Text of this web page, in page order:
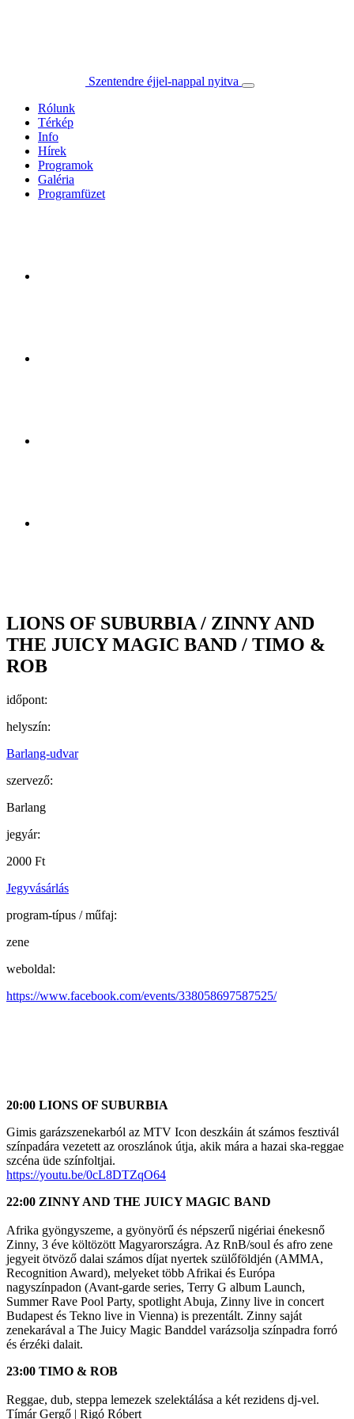
Szentendre éjjel-nappal nyitva
Rólunk
Térkép
Info
Hírek
Programok
Galéria
Programfüzet
LIONS OF SUBURBIA / ZINNY AND
THE JUICY MAGIC BAND / TIMO &
ROB
időpont:
helyszín:
Barlang-udvar
szervező:
Barlang
jegyár:
2000 Ft
Jegyvásárlás
program-típus / műfaj:
zene
weboldal:
https://www.facebook.com/events/338058697587525/
20:00 LIONS OF SUBURBIA
Gimis garázszenekarból az MTV Icon deszkáin át számos fesztivál
színpadára vezetett az oroszlánok útja, akik mára a hazai ska-reggae
szcéna üde színfoltjai.
https://youtu.be/0cL8DTZqO64
22:00 ZINNY AND THE JUICY MAGIC BAND
Afrika gyöngyszeme, a gyönyörű és népszerű nigériai énekesnő
Zinny, 3 éve költözött Magyarországra. Az RnB/soul és afro zene
jegyeit ötvöző dalai számos díjat nyertek szülőföldjén (AMMA,
Recognition Award), melyeket több Afrikai és Európa
nagyszínpadon (Avant-garde series, Terry G album Launch,
Summer Rave Pool Party, spotlight Abuja, Zinny live in concert
Budapest és Tekno live in Vienna) is prezentált. Zinny saját
zenekarával a The Juicy Magic Banddel varázsolja színpadra forró
és érzéki dalait.
23:00 TIMO & ROB
Reggae, dub, steppa lemezek szelektálása a két rezidens dj-vel.
Tímár Gergő | Rigó Róbert